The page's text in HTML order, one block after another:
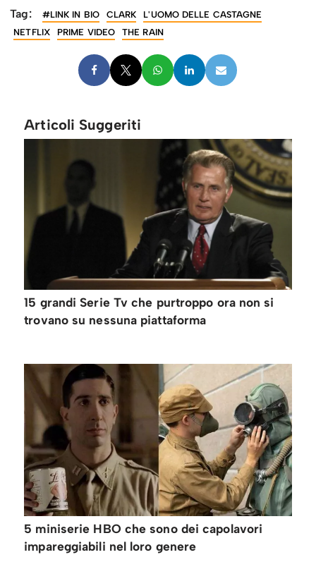
Tag: #LINK IN BIO CLARK
L'UOMO DELLE CASTAGNE
NETFLIX
PRIME VIDEO THE RAIN
Articoli Suggeriti
15 grandi Serie Tv che purtroppo ora non si
trovano su nessuna piattaforma
5 miniserie HBO che sono dei capolavori
impareggiabili nel loro genere